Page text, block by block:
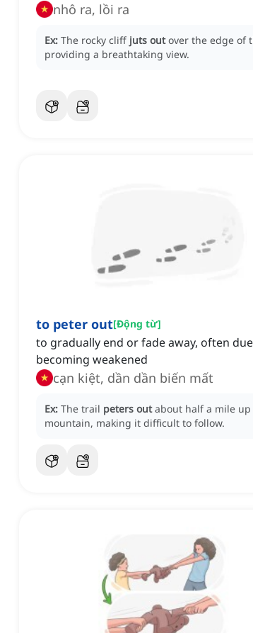
nhô ra, lồi ra
Ex: The rocky cliff juts out over the edge of
providing a breathtaking view.
to peter out[Động từ]
to gradually end or fade away, often
becoming weakened
cạn kiệt, dần dần biến mất
Ex: The trail peters out about half a mile
mountain, making it difficult to follow.